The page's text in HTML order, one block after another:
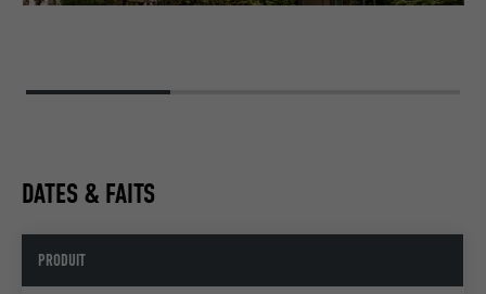
DATES & FAITS
PRODUIT